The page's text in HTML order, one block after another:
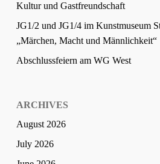
Kultur und Gastfreundschaft
JG1/2 und JG1/4 im Kunstmuseum
„Märchen, Macht und Männlichkeit“
Abschlussfeiern am WG West
ARCHIVES
August 2026
July 2026